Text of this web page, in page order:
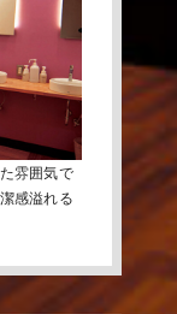
雰囲気で
感溢れる